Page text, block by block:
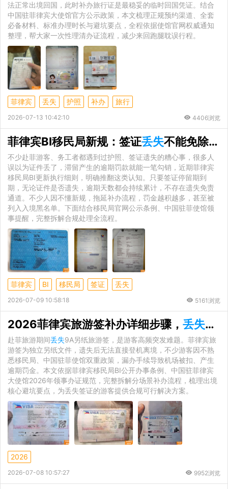
法正常出境回国，此时补办旅行证是最稳妥的临时回国凭证。结合
中国驻菲律宾大使馆官方公示政策，本文梳理正规预约渠道、全套
必备材料、标准办理时长与避坑要点，全程依据使馆官网权威通知
整理，帮大家一次性理清办证流程，减少来回跑腿耽误行程。
菲律宾 丢失 护照 补办 旅行
2026-07-13 10:42:10 4406浏览
菲律宾BI移民局新规：签证丢失不能免除逾期罚金，离境手续这样办
不少赴菲游客、务工者都遇到过护照、签证遗失的糟心事，很多人
误以为证件丢了，滞留产生的逾期罚款就能一笔勾销，近期菲律宾
移民局BI更新执行细则，明确推翻这类认知。只要签证停留期到
期，无论证件是否遗失，逾期天数都会持续累计，不存在遗失免责
通道。不少人因不懂新规，拖延补办流程，罚金越积越多，甚至被
列入入境黑名单。下面结合移民局官网公示条例、中国驻菲使馆领
事提醒，完整拆解合规处理全流程。
菲律宾 BI 移民局 签证 丢失
2026-07-09 10:58:18 5161浏览
2026菲律宾旅游签补办详细步骤， 丢失签
赴菲旅游期间丢失9A另纸旅游签，是游客高频突发难题。菲律宾旅
游签为独立另纸文件，遗失后无法直接登机离境，不少游客因不熟
悉移民局、中国驻菲使馆双重政策，漏办手续导致机场被扣、产生
逾期罚金。本文依据菲律宾移民局BI公开办事条例、中国驻菲律宾
大使馆2026年领事办证规范，完整拆解分场景补办流程，梳理出境
核心避坑要点，为丢失签证的游客提供合规可行解决方案。
2026
2026-07-08 10:57:27 9952浏览